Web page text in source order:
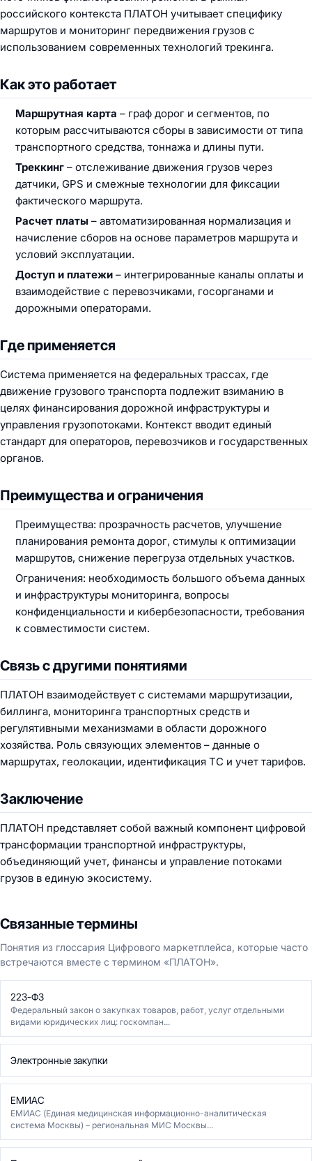
российского контекстa ПЛАТОН учитывает специфику
маршрутов и мониторинг передвижения грузов с
использованием современных технологий трекинга.
Как это работает
Маршрутная карта – граф дорог и сегментов, по
которым рассчитываются сборы в зависимости от типа
транспортного средства, тоннажа и длины пути.
Треккинг – отслеживание движения грузов через
датчики, GPS и смежные технологии для фиксации
фактического маршрута.
Расчет платы – автоматизированная нормализация и
начисление сборов на основе параметров маршрута и
условий эксплуатации.
Доступ и платежи – интегрированные каналы оплаты и
взаимодействие с перевозчиками, госорганами и
дорожными операторами.
Где применяется
Система применяется на федеральных трассах, где
движение грузового транспорта подлежит взиманию в
целях финансирования дорожной инфраструктуры и
управления грузопотоками. Контекст вводит единый
стандарт для операторов, перевозчиков и государственных
органов.
Преимущества и ограничения
Преимущества: прозрачность расчетов, улучшение
планирования ремонта дорог, стимулы к оптимизации
маршрутов, снижение перегруза отдельных участков.
Ограничения: необходимость большого объема данных
и инфраструктуры мониторинга, вопросы
конфиденциальности и кибербезопасности, требования
к совместимости систем.
Связь с другими понятиями
ПЛАТОН взаимодействует с системами маршрутизации,
биллинга, мониторинга транспортных средств и
регулятивными механизмами в области дорожного
хозяйства. Роль связующих элементов – данные о
маршрутах, геолокации, идентификация ТС и учет тарифов.
Заключение
ПЛАТОН представляет собой важный компонент цифровой
трансформации транспортной инфраструктуры,
объединяющий учет, финансы и управление потоками
грузов в единую экосистему.
Связанные термины
Понятия из глоссария Цифрового маркетплейса, которые часто
встречаются вместе с термином «ПЛАТОН».
223-ФЗ
Федеральный закон о закупках товаров, работ, услуг отдельными
видами юридических лиц: госкомпан...
Электронные закупки
ЕМИАС
ЕМИАС (Единая медицинская информационно-аналитическая
система Москвы) – региональная МИС Москвы...